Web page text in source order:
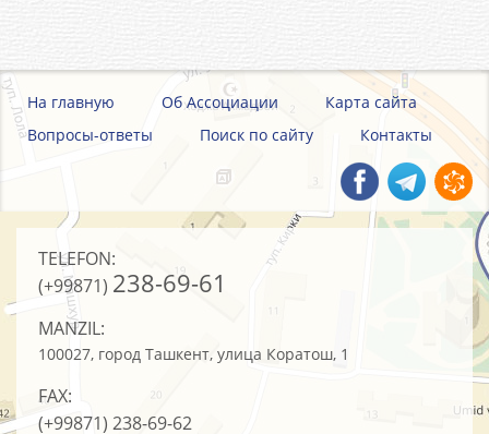
На главную Об Ассоциации
Карта сайта
Вопросы-ответы
Поиск по сайту Контакты
TELEFON:
(+99871) 238-69-61
MANZIL:
100027, город Ташкент, улица Коратош, 1
FAX:
(+99871) 238-69-62